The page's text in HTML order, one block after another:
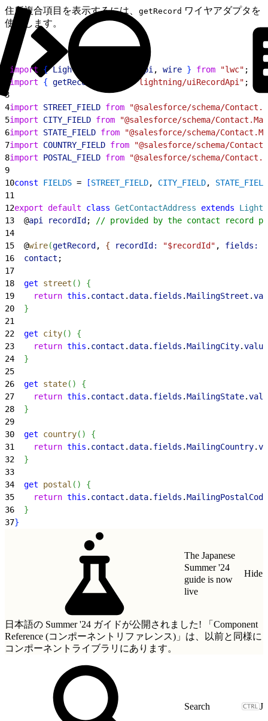
住所複合項目を表示するには、 getRecord ワイヤアダプタを
使用します。
import { LightningElement api , wire } from "lwc" ;
import { getRecord "lightning/uiRecordApi" ;
3
4import STREET_FIELD from "@salesforce/schema/
5import CITY_FIELD from "@salesforce/schema/
6import STATE_FIELD from "@salesforce/schema/
7import COUNTRY_FIELD from "@salesforce/schema/
8import POSTAL_FIELD from "@salesforce/schema/
9
10const FIELDS = [STREET_FIELD, CITY_FIELD, STATE_FIELD
11
12export default class GetContactAddress extends
13
  @
api recordId ;
// provided by the contact record
14
15
  @
wire(getRecord , { recordId: "$recordId" , fields:
16
  contact
;
17
18
  get
street ( )
{
19
    return
this . contact .data. fields .MailingStreet .
20
}
21
22
  get
city( )
{
23
    return
this . contact .data. fields .MailingCity.value
24
}
25
26
  get
state( )
{
27
    return
this . contact .data. fields .MailingState.
28
}
29
30
  get
country( )
{
31
    return
this . contact .data. fields .MailingCountry.
32
}
33
34
  get
postal ( )
{
35
    return
this . contact .data. fields .MailingPostalCode
36
}
37}
The Japanese
Summer '24
guide is now
live
Hide
日本語の Summer '24 ガイドが公開されました!
「Component
Reference (コンポーネントリファレンス)」 は、以前と同様に
コンポーネントライブラリにあります。
J